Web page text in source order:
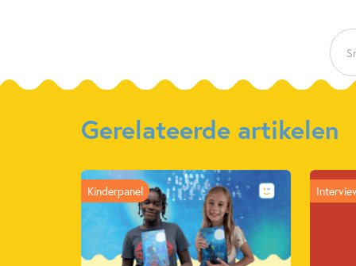
Gerelateerde artikelen
Kinderpanel